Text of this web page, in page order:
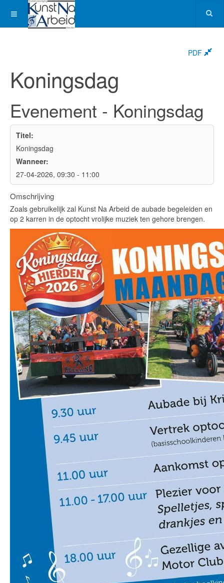
PDF
Koningsdag
Evenement - Koningsdag
Titel:
Koningsdag
Wanneer:
27-04-2026, 09:30 - 11:00
Omschrijving
Zoals gebruikelijk zal Kunst Na Arbeid de aubade begeleiden en
op 2 karren in de optocht vrolijke muziek ten gehore brengen.